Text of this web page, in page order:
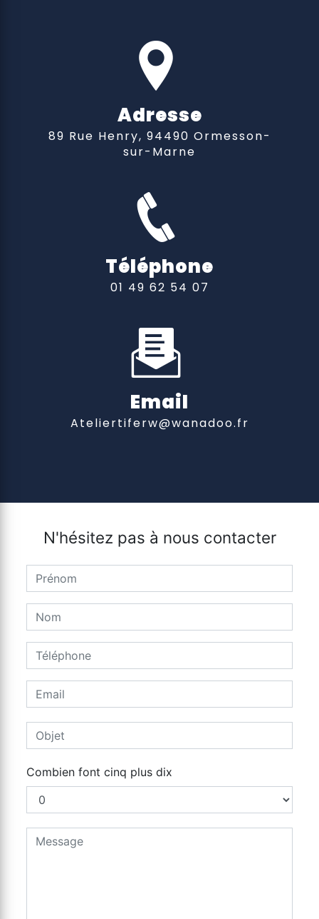
Adresse
89 Rue Henry, 94490 Ormesson-
sur-Marne
Téléphone
01 49 62 54 07
Email
ateliertiferw@wanadoo.fr
N'hésitez pas à nous contacter
Combien font cinq plus dix